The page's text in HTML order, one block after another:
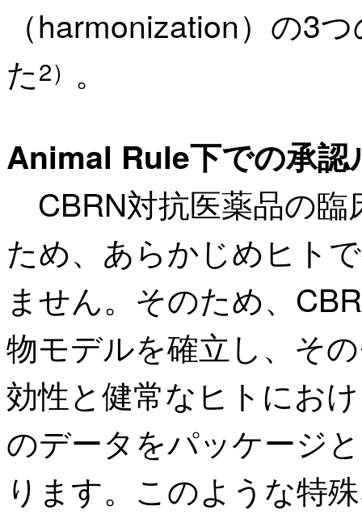
（harmonization）の3
た2） 。
Animal Rule下での承認
CBRN対抗医薬品の臨
ため、あらかじめヒト
ません。そのため、
物モデルを確立し、そ
効性と健常なヒトにお
のデータをパッケージ
ります。このような特